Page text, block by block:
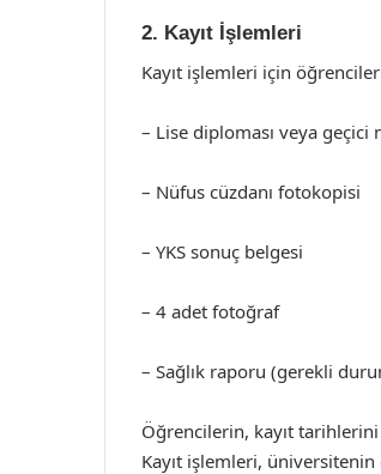
2. Kayıt İşlemleri
Kayıt işlemleri için
– Lise diploması veya geçici
– Nüfus cüzdanı fotokopisi
– YKS sonuç belgesi
– 4 adet fotoğraf
– Sağlık raporu (gerekli
Öğrencilerin, kayıt
Kayıt işlemleri,